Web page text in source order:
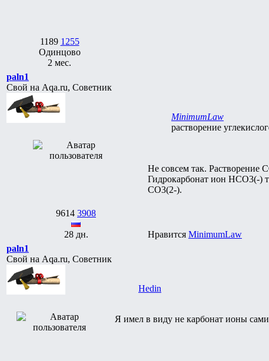
1189 1255
Одинцово
2 мес.
paln1
Свой на Aqa.ru, Советник
9614 3908
28 дн.
MinimumLaw
растворение
Не совсем так. Растворение
Гидрокарбонат ион HCO3(-)
CO3(2-).
Нравится MinimumLaw
paln1
Свой на Aqa.ru, Советник
Hedin
Я имел в виду не карбонат ионы